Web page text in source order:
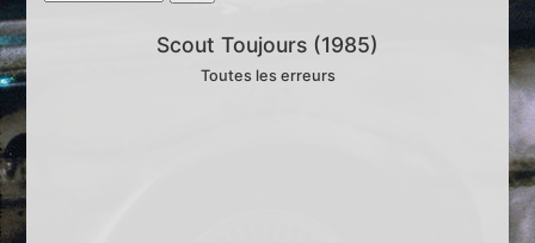
Scout Toujours (1985)
Toutes les erreurs